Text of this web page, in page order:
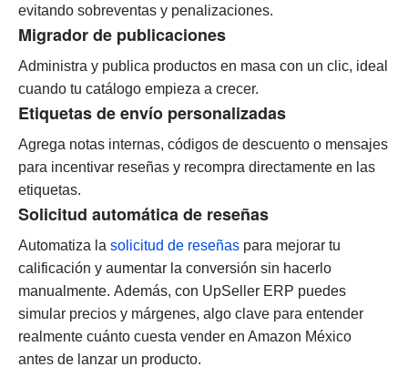
evitando sobreventas y penalizaciones.
Migrador de publicaciones
Administra y publica productos en masa con un clic, ideal
cuando tu catálogo empieza a crecer.
Etiquetas de envío personalizadas
Agrega notas internas, códigos de descuento o mensajes
para incentivar reseñas y recompra directamente en las
etiquetas.
Solicitud automática de reseñas
Automatiza la solicitud de reseñas para mejorar tu
calificación y aumentar la conversión sin hacerlo
manualmente. Además, con UpSeller ERP puedes
simular precios y márgenes, algo clave para entender
realmente cuánto cuesta vender en Amazon México
antes de lanzar un producto.